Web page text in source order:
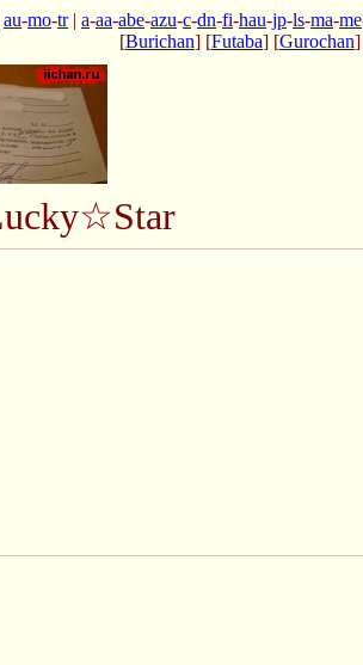
au-mo-tr| a-aa-abe-azu-c-dn-fi-hau-jp-ls-ma-me
[Burichan] [Futaba] [Gurochan